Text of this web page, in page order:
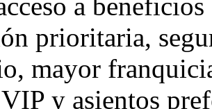
prioritaria,
mayor
y asientos